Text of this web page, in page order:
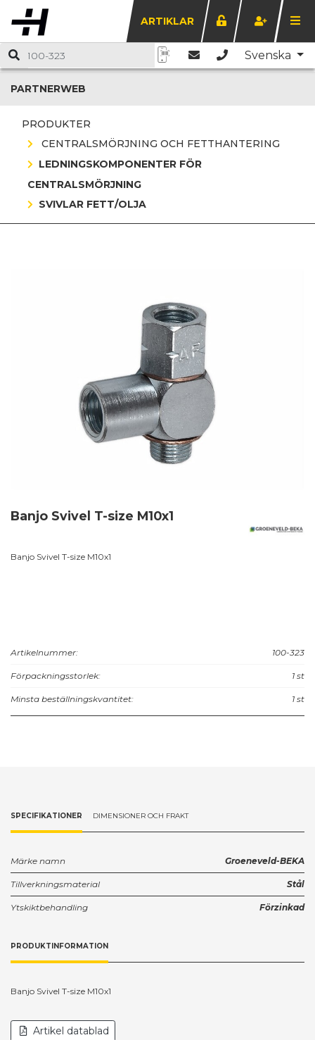
ARTIKLAR
Svenska
PARTNERWEB
PRODUKTER
CENTRALSMÖRJNING OCH FETTHANTERING
LEDNINGSKOMPONENTER FÖR
CENTRALSMÖRJNING
SVIVLAR FETT/OLJA
Banjo Svivel T-size M10x1
Banjo Svivel T-size M10x1
Artikelnummer: 100-323
Förpackningsstorlek: 1 st
Minsta beställningskvantitet: 1 st
SPECIFIKATIONER DIMENSIONER OCH FRAKT
Märke namn Groeneveld-BEKA
Tillverkningsmaterial Stål
Ytskiktbehandling Förzinkad
PRODUKTINFORMATION
Banjo Svivel T-size M10x1
Artikel datablad